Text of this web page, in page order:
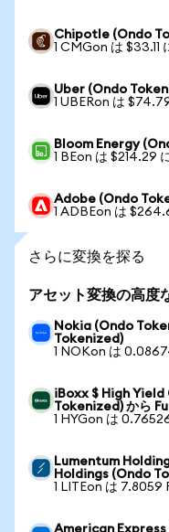
Chipotle (Ondo
1 CMGon は $33.11
Uber (Ondo
1 UBERon は
Bloom Energy
1 BEon は $214.29
Adobe (Ondo
1 ADBEon は
さらに変換を探る
アセット変換の高度
Nokia (Ondo
Tokenized)
1 NOKon は
iBoxx $ High
Tokenized) から
1 HYGon は
Lumentum
Holdings (Ondo
1 LITEon は 7.8059
American Express